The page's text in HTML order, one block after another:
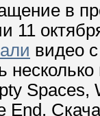
в
11
видео
End.